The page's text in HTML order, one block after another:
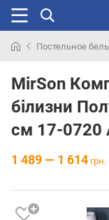
раньше
Постельное
MirSon
білизни
см 17-0720
1 489 — 1 614 грн.